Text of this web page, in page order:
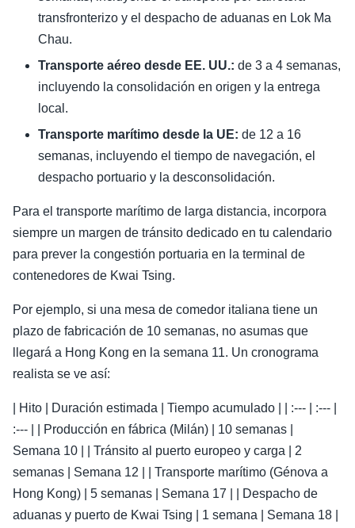
transfronterizo y el despacho de aduanas en Lok Ma
Chau.
Transporte aéreo desde EE. UU.: de 3 a 4 semanas,
incluyendo la consolidación en origen y la entrega
local.
Transporte marítimo desde la UE: de 12 a 16
semanas, incluyendo el tiempo de navegación, el
despacho portuario y la desconsolidación.
Para el transporte marítimo de larga distancia, incorpora
siempre un margen de tránsito dedicado en tu calendario
para prever la congestión portuaria en la terminal de
contenedores de Kwai Tsing.
Por ejemplo, si una mesa de comedor italiana tiene un
plazo de fabricación de 10 semanas, no asumas que
llegará a Hong Kong en la semana 11. Un cronograma
realista se ve así:
| Hito | Duración estimada | Tiempo acumulado | | :--- | :--- |
:--- | | Producción en fábrica (Milán) | 10 semanas |
Semana 10 | | Tránsito al puerto europeo y carga | 2
semanas | Semana 12 | | Transporte marítimo (Génova a
Hong Kong) | 5 semanas | Semana 17 | | Despacho de
aduanas y puerto de Kwai Tsing | 1 semana | Semana 18 |